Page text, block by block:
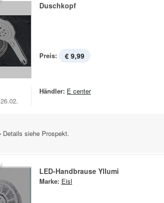
Duschkopf
Preis: € 9,99
Händler: E center
Details siehe Prospekt.
LED-Handbrause Yllumi
Marke: Eisl